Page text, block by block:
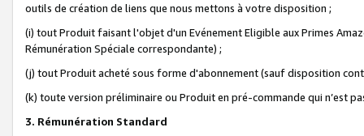
outils de création de liens que nous mettons à votre disposition ;
(i) tout Produit faisant l'objet d'un Evénement Eligible aux Primes
Rémunération Spéciale correspondante) ;
(j) tout Produit acheté sous forme d'abonnement (sauf disposition
(k) toute version préliminaire ou Produit en pré-commande qui n’est
3. Rémunération Standard